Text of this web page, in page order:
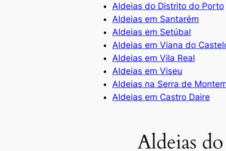
Aldeias do Distrito do Porto
Aldeias em Santarém
Aldeias em Setúbal
Aldeias em Viana do
Aldeias em Vila Real
Aldeias em Viseu
Aldeias na Serra de
Aldeias em Castro Daire
Aldeias